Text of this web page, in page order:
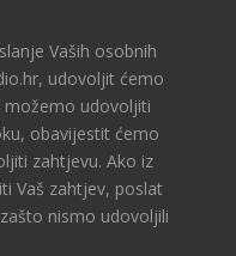
Vaših osobnih
udovoljit ćemo
možemo udovoljiti
obavijestit ćemo
zahtjevu. Ako iz
Vaš zahtjev, poslat
nismo udovoljili